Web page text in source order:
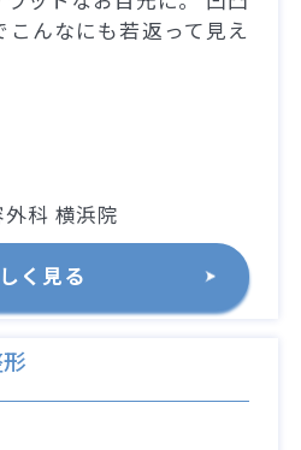
んなにも若返って見え
科 横浜院
く見る